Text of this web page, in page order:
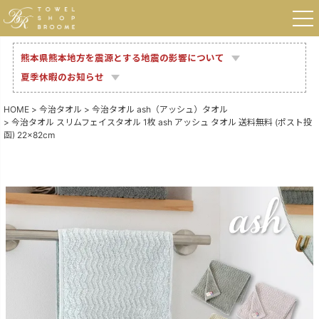
熊本県熊本地方を震源とする地震の影響について
夏季休暇のお知らせ
HOME 今治タオル
今治タオル ash（アッシュ）タオル
今治タオル スリムフェイスタオル 1枚 ash アッシュ タオル 送料無料 (ポスト投
函) 22×82cm